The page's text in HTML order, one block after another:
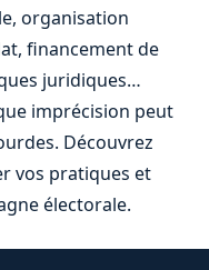
organisation
financement de
juridiques…
imprécision peut
Découvrez
vos pratiques et
électorale.